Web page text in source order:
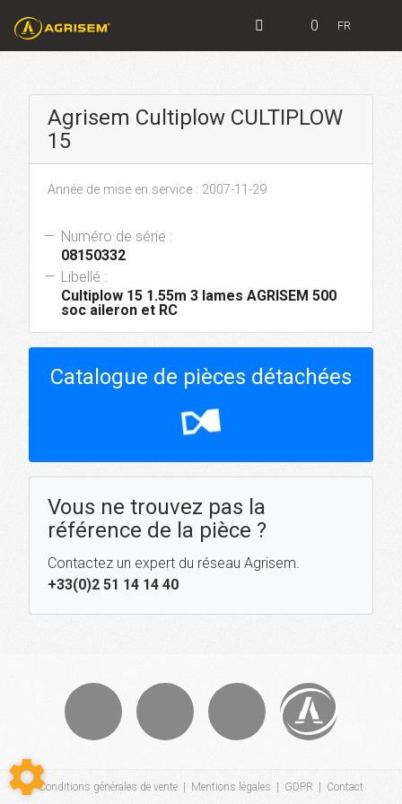
0 FR
Agrisem Cultiplow CULTIPLOW
15
Année de mise en service : 2007-11-29
Numéro de série :
08150332
Libellé :
Cultiplow 15 1.55m 3 lames AGRISEM 500
soc aileron et RC
Catalogue de pièces détachées
hourglass_top
Vous ne trouvez pas la
référence de la pièce ?
Contactez un expert du réseau Agrisem.
+33(0)2 51 14 14 40
Conditions générales de vente Mentions légales GDPR Contact